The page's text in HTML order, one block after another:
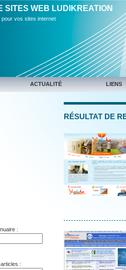
SITES WEB LUDIKREATION
pour vos sites internet
ACTUALITÉ LIENS
:
:
RÉSULTAT DE